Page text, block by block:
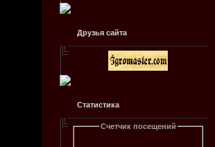
Друзья сайта
Статистика
Счетчик посещений